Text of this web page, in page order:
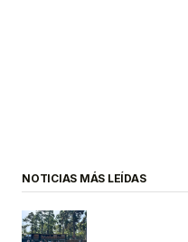
NOTICIAS MÁS LEÍDAS